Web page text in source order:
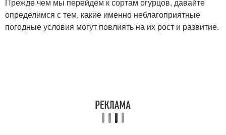
определимся с тем, какие именно неблагоприятные
погодные условия могут повлиять на их рост и развитие.